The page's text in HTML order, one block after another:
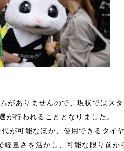
ありませんので、現状ではス
行われることとなりました。
が可能なほか、使用できるタイ
量さを活かし、可能な限り前か